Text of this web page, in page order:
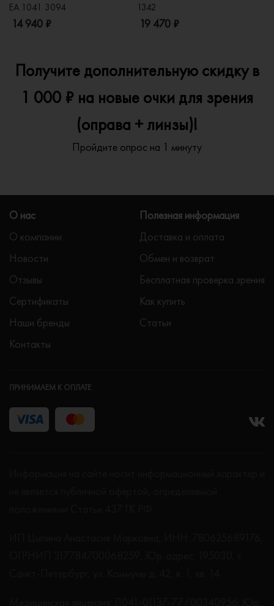
EA 1041 3094
14 940 ₽
1342
19 470 ₽
Получите дополнительную скидку в
1 000 ₽ на новые очки для зрения
(оправа + линзы)!
Пройдите опрос на 1 минуту
О нас
О компании
Новости
Отзывы
Сертификаты
Наши бренды
Контакты
Полезная информация
Доставка и оплата
Обмен и возврат
Бесплатная проверка зрения
Как купить
Статьи
ПРИНИМАЕМ К ОПЛАТЕ